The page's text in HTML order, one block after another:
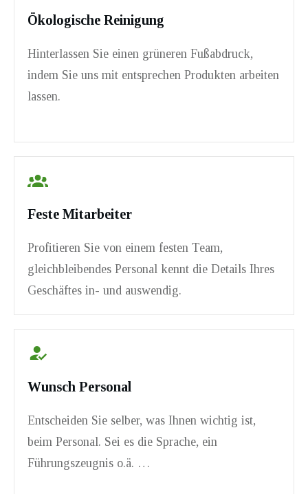
Ökologische Reinigung
Hinterlassen Sie einen grüneren Fußabdruck,
indem Sie uns mit entsprechen Produkten arbeiten
lassen.
Feste Mitarbeiter
Profitieren Sie von einem festen Team,
gleichbleibendes Personal kennt die Details Ihres
Geschäftes in- und auswendig.
Wunsch Personal
Entscheiden Sie selber, was Ihnen wichtig ist,
beim Personal. Sei es die Sprache, ein
Führungszeugnis o.ä. …